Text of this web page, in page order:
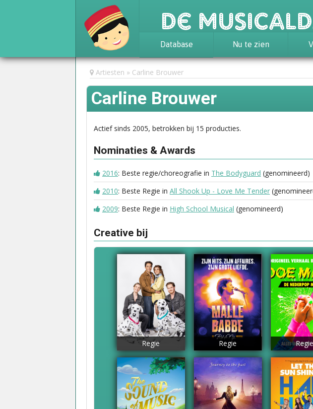
De
Database
Achtergrond
Awards
Statistieken
Nu te zien
Artiesten Carline Brouwer
Carline Brouwer
Actief sinds 2005, betrokken bij 15 producties.
Nominaties & Awards
2016: Beste regie/choreografie in The Bodyguard (genomineerd)
2010: Beste Regie in All Shook Up - Love Me Tender
2009: Beste Regie in High School Musical (genomineerd)
Creative bij
Regie Regie Regie